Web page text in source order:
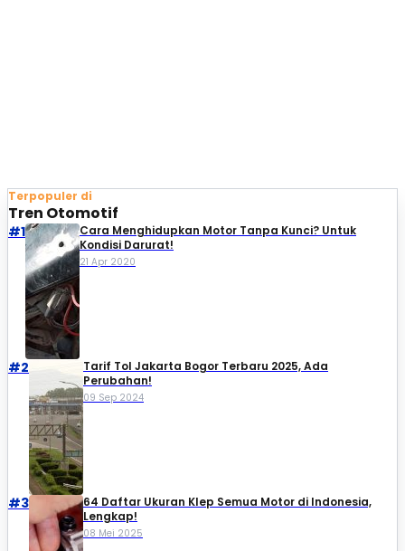
Terpopuler di
Tren Otomotif
#1
Cara Menghidupkan Motor Tanpa Kunci? Untuk
Kondisi Darurat!
21 Apr 2020
#2
Tarif Tol Jakarta Bogor Terbaru 2025, Ada
Perubahan!
09 Sep 2024
#3
64 Daftar Ukuran Klep Semua Motor di Indonesia,
Lengkap!
08 Mei 2025